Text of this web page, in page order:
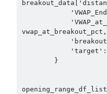
vwap_at_breakout_pct,